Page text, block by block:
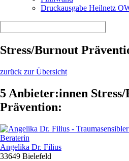
Druckausgabe Heilnetz
Stress/Burnout
zurück zur Übersicht
5 Anbieter:innen
Prävention:
Angelika Dr. Filius
33649 Bielefeld